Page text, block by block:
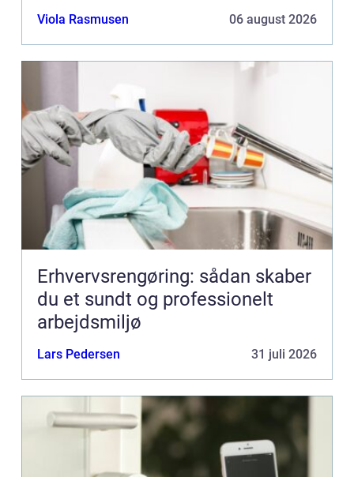
Viola Rasmusen 06 august 2026
Erhvervsrengøring: sådan skaber
du et sundt og professionelt
arbejdsmiljø
Lars Pedersen 31 juli 2026